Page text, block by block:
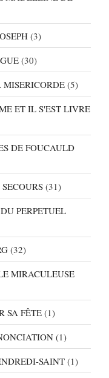
(3)
(30)
MISERICORDE (5)
ET IL S'EST LIVRE
DE FOUCAULD
(31)
PERPETUEL
(32)
MIRACULEUSE
SA FÊTE(1)
(1)
SAINT (1)